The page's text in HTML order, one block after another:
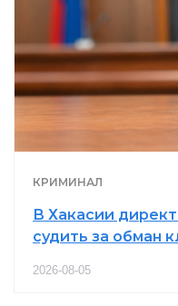
КРИМИНАЛ
В Хакасии
судить за обман
2026-08-05